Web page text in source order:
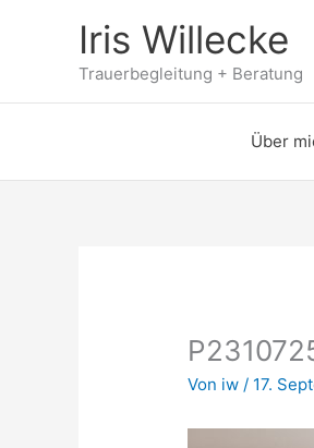
Iris Willecke
Trauerbegleitung + Beratung
Über
Von iw/ 17.